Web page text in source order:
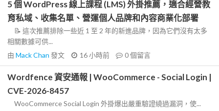
5 個 WordPress 線上課程 (LMS) 外掛推薦，適合經營教
育私域、收集名單、營運個人品牌和內容商業化部署
📝 這次推薦排除一些近 1 至 2 年的新進品牌，因為它們沒有太多
相關數據可供...
由 Mack Chan 發文 16 小時前 0個留言
Wordfence 資安通報 | WooCommerce - Social Login |
CVE-2026-8457
WooCommerce Social Login 外掛爆出嚴重驗證繞過漏洞，使...